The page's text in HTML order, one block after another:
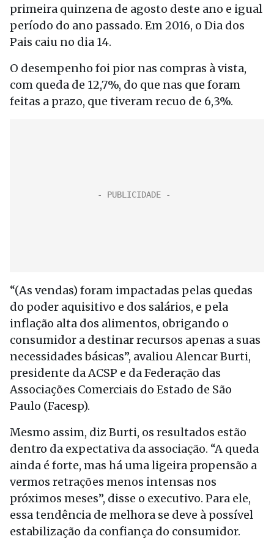
primeira quinzena de agosto deste ano e igual
período do ano passado. Em 2016, o Dia dos
Pais caiu no dia 14.
O desempenho foi pior nas compras à vista,
com queda de 12,7%, do que nas que foram
feitas a prazo, que tiveram recuo de 6,3%.
“(As vendas) foram impactadas pelas quedas
do poder aquisitivo e dos salários, e pela
inflação alta dos alimentos, obrigando o
consumidor a destinar recursos apenas a suas
necessidades básicas”, avaliou Alencar Burti,
presidente da ACSP e da Federação das
Associações Comerciais do Estado de São
Paulo (Facesp).
Mesmo assim, diz Burti, os resultados estão
dentro da expectativa da associação. “A queda
ainda é forte, mas há uma ligeira propensão a
vermos retrações menos intensas nos
próximos meses”, disse o executivo. Para ele,
essa tendência de melhora se deve à possível
estabilização da confiança do consumidor.